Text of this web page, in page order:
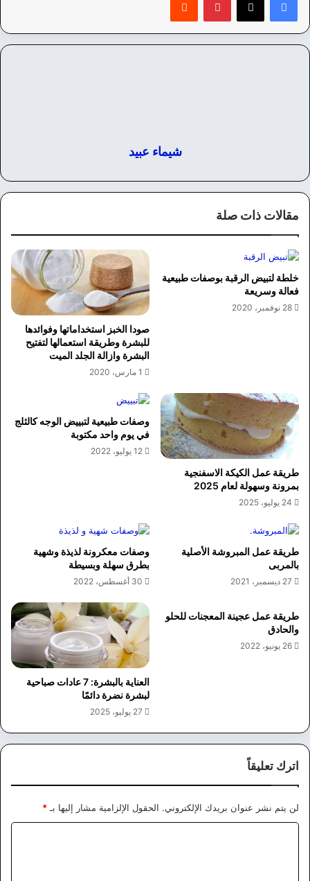
شيماء عبيد
مقالات ذات صلة
خلطة لتبيض الرقبة بوصفات طبيعية
فعالة وسريعة
28 نوفمبر، 2020
صودا الخبز استخداماتها وفوائدها
للبشرة وطريقة استعمالها لتفتيح
البشرة وازالة الجلد الميت
1 مارس، 2020
طريقة عمل الكيكة الاسفنجية
بمرونة وسهولة لعام 2025
24 يوليو، 2025
وصفات طبيعية لتبييض الوجه كالثلج
في يوم واحد مكتوبة
12 يوليو، 2022
طريقة عمل المبروشة الأصلية
بالمربى
27 ديسمبر، 2021
وصفات معكرونة لذيذة وشهية
بطرق سهلة وبسيطة
30 أغسطس، 2022
طريقة عمل عجينة المعجنات للحلو
والحادق
26 يونيو، 2022
العناية بالبشرة: 7 عادات صباحية
لبشرة نضرة دائمًا
27 يوليو، 2025
اترك تعليقاً
لن يتم نشر عنوان بريدك الإلكتروني. الحقول الإلزامية مشار إليها بـ*